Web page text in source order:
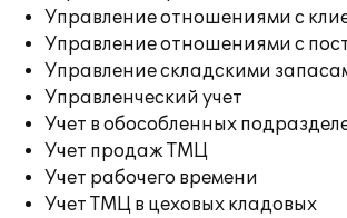
Управление отношениями с
Управление отношениями с
Управление складскими
Управленческий учет
Учет в обособленных
Учет продаж ТМЦ
Учет рабочего времени
Учет ТМЦ в цеховых кладовых